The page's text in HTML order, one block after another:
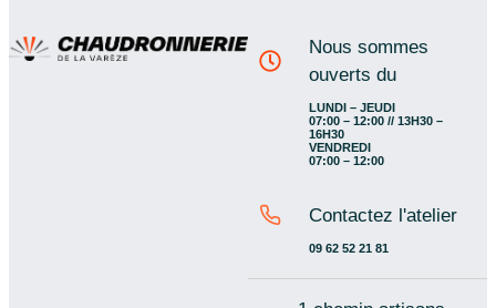
Nous sommes
ouverts du
LUNDI – JEUDI
07:00 – 12:00 // 13H30 –
16H30
VENDREDI
07:00 – 12:00
Contactez l'atelier
09 62 52 21 81